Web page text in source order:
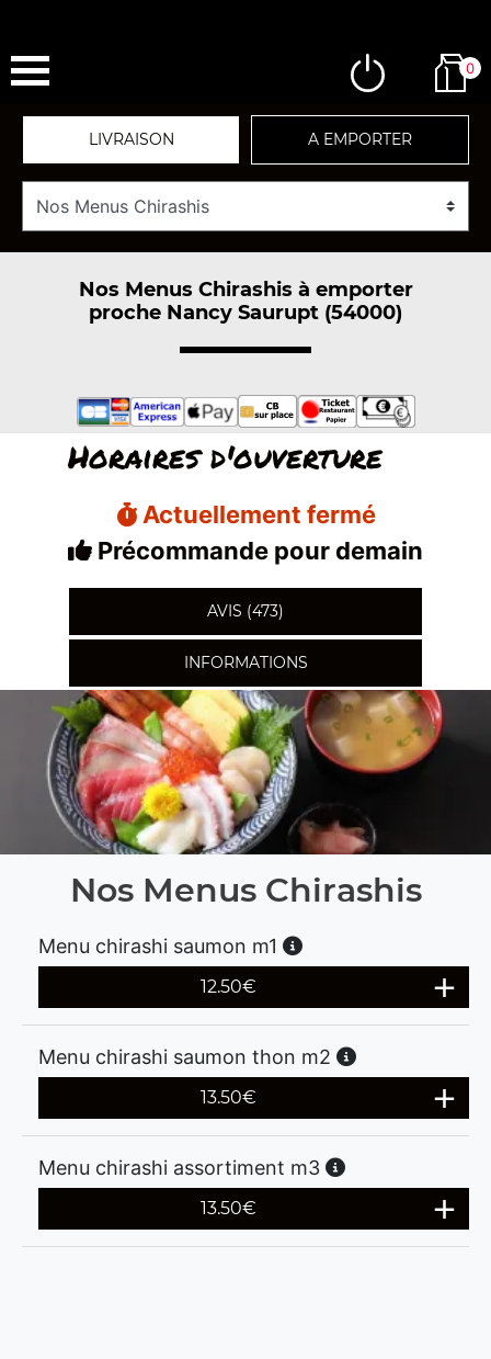
0
LIVRAISON A EMPORTER
Nos Menus Chirashis à emporter
proche Nancy Saurupt (54000)
Horaires d'ouverture
Actuellement fermé
Précommande pour demain
AVIS (473)
INFORMATIONS
Nos Menus Chirashis
Menu chirashi saumon m1
12.50€
Menu chirashi saumon thon m2
13.50€
Menu chirashi assortiment m3
13.50€